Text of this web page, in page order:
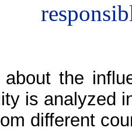
the
is analyzed
different